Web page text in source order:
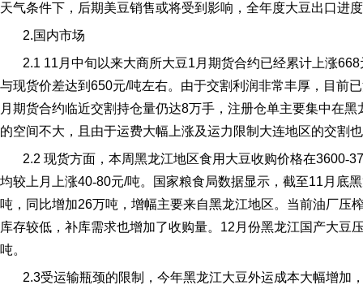
天气条件下，后期美豆销售或将受到影响，全年度大豆出口进
2.国内市场
2.1 11 月中旬以来大商所大豆1 月期货合约已经累计上涨668
与现货价差达到 650元/吨左右。由于交割利润非常丰厚，目前
月期货合约临近交割持仓量仍达8万手，注册仓单主要集中在
的空间不大，且由于运费大幅上涨及运力限制大连地区的交割
2.2 现货方面，本周黑龙江地区食用大豆收购价格在3600‐
均较上月上涨40‐80元/吨。国家粮食局数据显示，截至11 月底
吨，同比增加26万吨，增幅主要来自黑龙江地区。当前油厂压
库存较低，补库需求也增加了收购量。 12 月份黑龙江国产大豆
吨。
2.3受运输瓶颈的限制，今年黑龙江大豆外运成本大幅增加